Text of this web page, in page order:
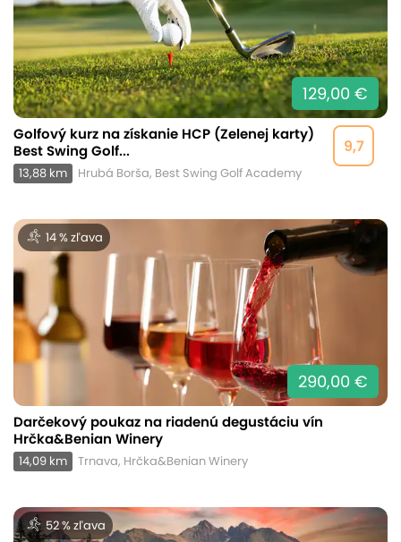
129,00 €
9,7
Golfový kurz na získanie HCP (Zelenej karty)
Best Swing Golf...
13,88 km Hrubá Borša, Best Swing Golf Academy
14 % zľava
290,00 €
Darčekový poukaz na riadenú degustáciu vín
Hrčka&Benian Winery
14,09 km Trnava, Hrčka&Benian Winery
52 % zľava